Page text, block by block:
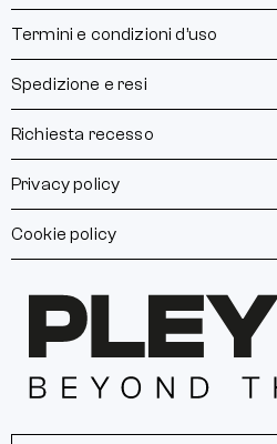
Termini e condizioni d’uso
Spedizione e resi
Richiesta recesso
Privacy policy
Cookie policy